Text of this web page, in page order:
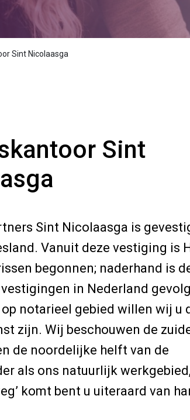
Sint Nicolaasga
Sint
Sint Nicolaasga is
Vanuit deze vestiging is
begonnen; naderhand is
in Nederland
notarieel gebied willen wij u
zijn. Wij beschouwen de
de noordelijke helft van de
als ons natuurlijk
komt bent u uiteraard van